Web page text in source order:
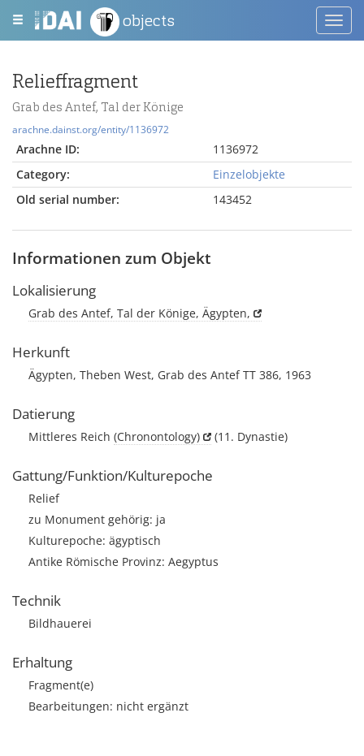
objects
Relieffragment
Grab des Antef, Tal der Könige
arachne.dainst.org/entity/1136972
Arachne ID:
1136972
Category:
Einzelobjekte
Old serial number:
143452
Informationen zum Objekt
Lokalisierung
Grab des Antef, Tal der Könige, Ägypten,
Herkunft
Ägypten, Theben West, Grab des Antef TT 386, 1963
Datierung
Mittleres Reich (Chronontology) (11. Dynastie)
Gattung/Funktion/Kulturepoche
Relief
zu Monument gehörig: ja
Kulturepoche: ägyptisch
Antike Römische Provinz: Aegyptus
Technik
Bildhauerei
Erhaltung
Fragment(e)
Bearbeitungen: nicht ergänzt